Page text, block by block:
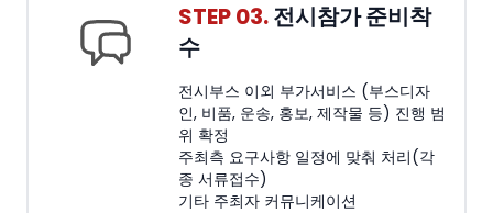
STEP 03.전시참가 준비착
수
전시부스 이외 부가서비스 (부스디자
인, 비품, 운송, 홍보, 제작물 등) 진행 범
위 확정
주최측 요구사항 일정에 맞춰 처리(각
종 서류접수)
기타 주최자 커뮤니케이션